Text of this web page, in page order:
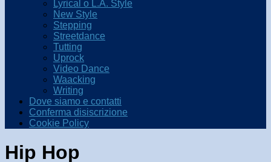
Lyrical o L.A. Style
New Style
Stepping
Streetdance
Tutting
Uprock
Video Dance
Waacking
Writing
Dove siamo e contatti
Conferma disiscrizione
Cookie Policy
Hip Hop